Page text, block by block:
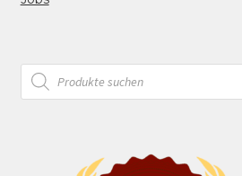
Products
search